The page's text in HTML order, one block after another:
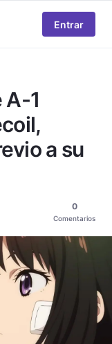
Entrar
A-1
a su
0
Comentarios